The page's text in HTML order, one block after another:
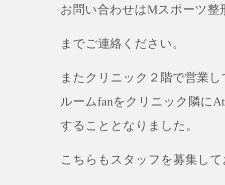
お問い合わせはMスポーツ整
までご連絡ください。
またクリニック２階で営業
ルームfanをクリニック隣に
することとなりました。
こちらもスタッフを募集し